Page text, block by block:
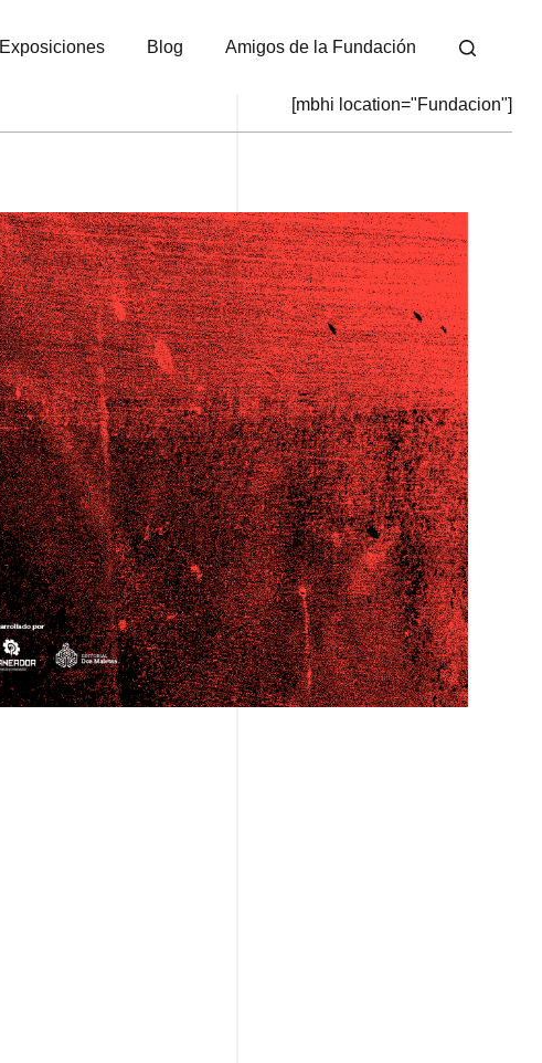
Exposiciones Blog Amigos de la Fundación
[mbhi location="Fundacion"]